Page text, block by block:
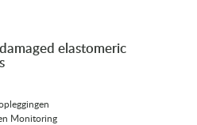
elastomeric
Monitoring